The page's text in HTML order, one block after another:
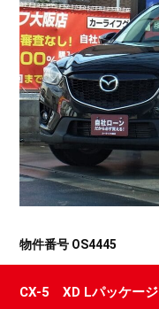
物件番号 OS4445
CX-5 XD Lパッケージ